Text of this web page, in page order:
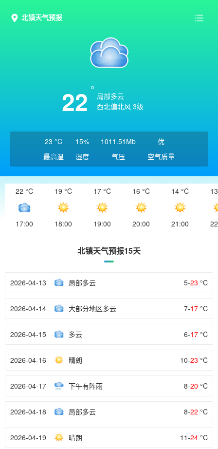
北镇天气预报
22
局部多云
西北偏北风 3级
23 °C
最高温
15%
湿度
1011.51Mb
气压
优
空气质量
22 °C
17:00
19 °C
18:00
17 °C
19:00
16 °C
20:00
14 °C
21:00
北镇天气预报15天
2026-04-13 局部多云 5-23 °C
2026-04-14 大部分地区多云 7-17 °C
2026-04-15 多云 6-17 °C
2026-04-16 晴朗 10-23 °C
2026-04-17 下午有阵雨 8-20 °C
2026-04-18 局部多云 8-22 °C
2026-04-19 晴朗 11-24 °C